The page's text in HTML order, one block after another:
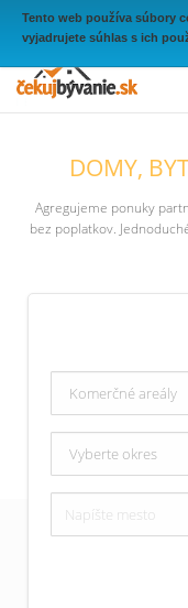
Tento web používa súbory
vyjadrujete súhlas s ich
DOMY,
Agregujeme ponuky
bez poplatkov.
Zoraď podľa